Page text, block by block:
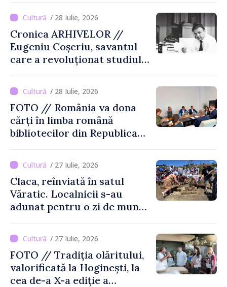
/ 28 Iulie, 2026
Cronica ARHIVELOR //
Eugeniu Coșeriu, savantul
care a revoluționat studiul
/ 28 Iulie, 2026
FOTO // România va dona
cărți în limba română
bibliotecilor din Republica
/ 27 Iulie, 2026
Claca, reînviată în satul
Văratic. Localnicii s-au
adunat pentru o zi de muncă
/ 27 Iulie, 2026
FOTO // Tradiția olăritului,
valorificată la Hoginești, la
cea de-a X-a ediție a